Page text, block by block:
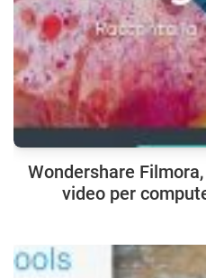
Wondershare
video per